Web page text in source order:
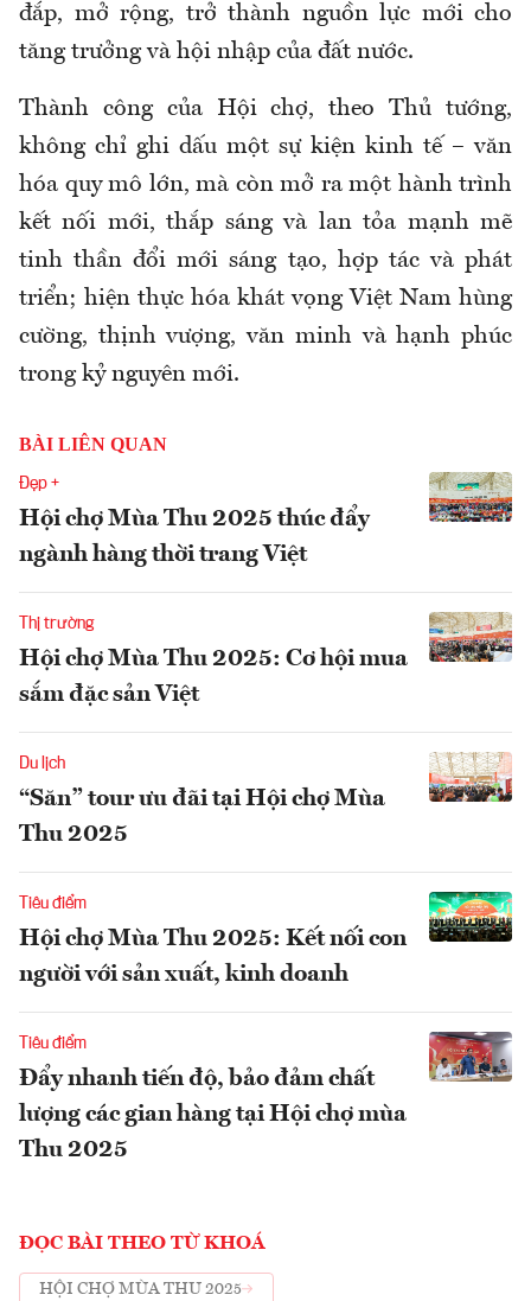
đắp, mở rộng, trở thành nguồn lực mới cho
tăng trưởng và hội nhập của đất nước.
Thành công của Hội chợ, theo Thủ tướng,
không chỉ ghi dấu một sự kiện kinh tế – văn
hóa quy mô lớn, mà còn mở ra một hành trình
kết nối mới, thắp sáng và lan tỏa mạnh mẽ
tinh thần đổi mới sáng tạo, hợp tác và phát
triển; hiện thực hóa khát vọng Việt Nam hùng
cường, thịnh vượng, văn minh và hạnh phúc
trong kỷ nguyên mới.
BÀI LIÊN QUAN
Đẹp +
Hội chợ Mùa Thu 2025 thúc đẩy
ngành hàng thời trang Việt
Thị trường
Hội chợ Mùa Thu 2025: Cơ hội mua
sắm đặc sản Việt
Du lịch
“Săn” tour ưu đãi tại Hội chợ Mùa
Thu 2025
Tiêu điểm
Hội chợ Mùa Thu 2025: Kết nối con
người với sản xuất, kinh doanh
Tiêu điểm
Đẩy nhanh tiến độ, bảo đảm chất
lượng các gian hàng tại Hội chợ mùa
Thu 2025
ĐỌC BÀI THEO TỪ KHOÁ
HỘI CHỢ MÙA THU 2025